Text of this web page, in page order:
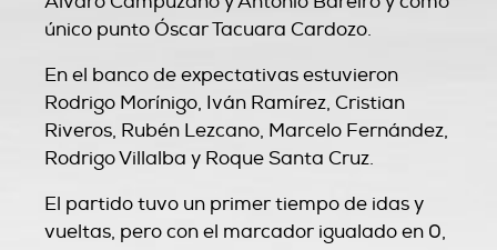
único punto Óscar Tacuara Cardozo.
En el banco de expectativas estuvieron
Rodrigo Morínigo, Iván Ramírez, Cristian
Riveros, Rubén Lezcano, Marcelo Fernández,
Rodrigo Villalba y Roque Santa Cruz.
El partido tuvo un primer tiempo de idas y
vueltas, pero con el marcador igualado en 0,